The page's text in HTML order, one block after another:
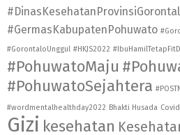
#GermasKabupatenPohuwato
#GorontaloUnggul #HKJS2022
#PohuwatoMaju
#PohuwatoSejahtera
#wordmentalhealthday2022 Bhakti Husada
Gizi kesehatan